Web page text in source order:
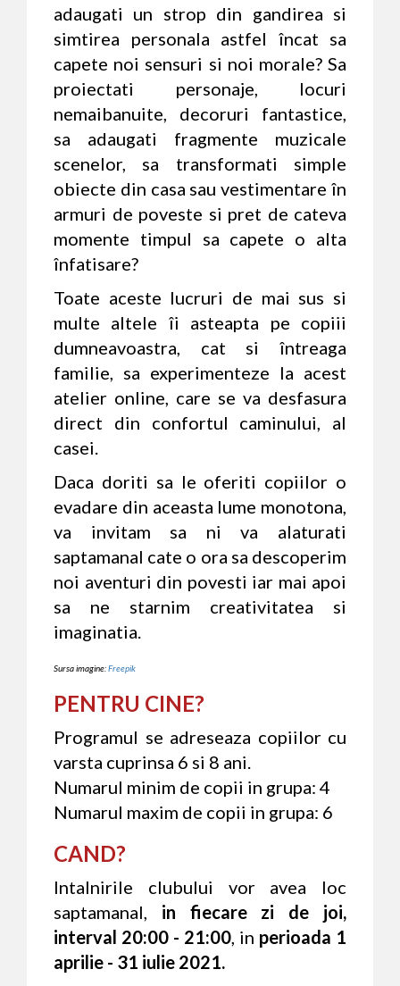
adaugati un strop din gandirea si
simtirea personala astfel încat sa
capete noi sensuri si noi morale? Sa
proiectati personaje, locuri
nemaibanuite, decoruri fantastice,
sa adaugati fragmente muzicale
scenelor, sa transformati simple
obiecte din casa sau vestimentare în
armuri de poveste si pret de cateva
momente timpul sa capete o alta
înfatisare?
Toate aceste lucruri de mai sus si
multe altele îi asteapta pe copiii
dumneavoastra, cat si întreaga
familie, sa experimenteze la acest
atelier online, care se va desfasura
direct din confortul caminului, al
casei.
Daca doriti sa le oferiti copiilor o
evadare din aceasta lume monotona,
va invitam sa ni va alaturati
saptamanal cate o ora sa descoperim
noi aventuri din povesti iar mai apoi
sa ne starnim creativitatea si
imaginatia.
Sursa imagine:Freepik
PENTRU CINE?
Programul se adreseaza copiilor cu
varsta cuprinsa 6 si 8 ani.
Numarul minim de copii in grupa: 4
Numarul maxim de copii in grupa: 6
CAND?
Intalnirile clubului vor avea loc
saptamanal, in fiecare zi de joi,
interval 20:00 - 21:00, in perioada 1
aprilie - 31 iulie 2021.